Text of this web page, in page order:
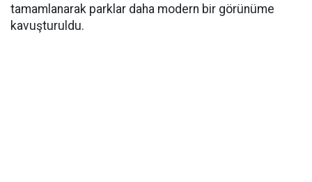
tamamlanarak parklar daha modern bir görünüme
kavuşturuldu.